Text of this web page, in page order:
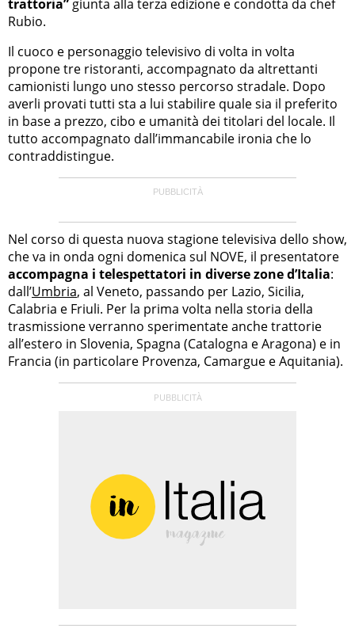
trattoria” giunta alla terza edizione e condotta da chef
Rubio.
Il cuoco e personaggio televisivo di volta in volta
propone tre ristoranti, accompagnato da altrettanti
camionisti lungo uno stesso percorso stradale. Dopo
averli provati tutti sta a lui stabilire quale sia il preferito
in base a prezzo, cibo e umanità dei titolari del locale. Il
tutto accompagnato dall’immancabile ironia che lo
contraddistingue.
Nel corso di questa nuova stagione televisiva dello show,
che va in onda ogni domenica sul NOVE, il presentatore
accompagna i telespettatori in diverse zone d’Italia:
dall’Umbria, al Veneto, passando per Lazio, Sicilia,
Calabria e Friuli. Per la prima volta nella storia della
trasmissione verranno sperimentate anche trattorie
all’estero in Slovenia, Spagna (Catalogna e Aragona) e in
Francia (in particolare Provenza, Camargue e Aquitania).